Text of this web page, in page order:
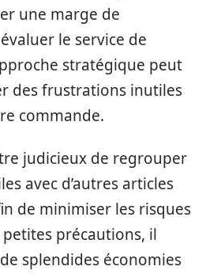
une marge de
le service de
stratégique peut
des frustrations inutiles
commande.
judicieux de regrouper
avec d’autres articles
de minimiser les risques
petites précautions, il
splendides économies